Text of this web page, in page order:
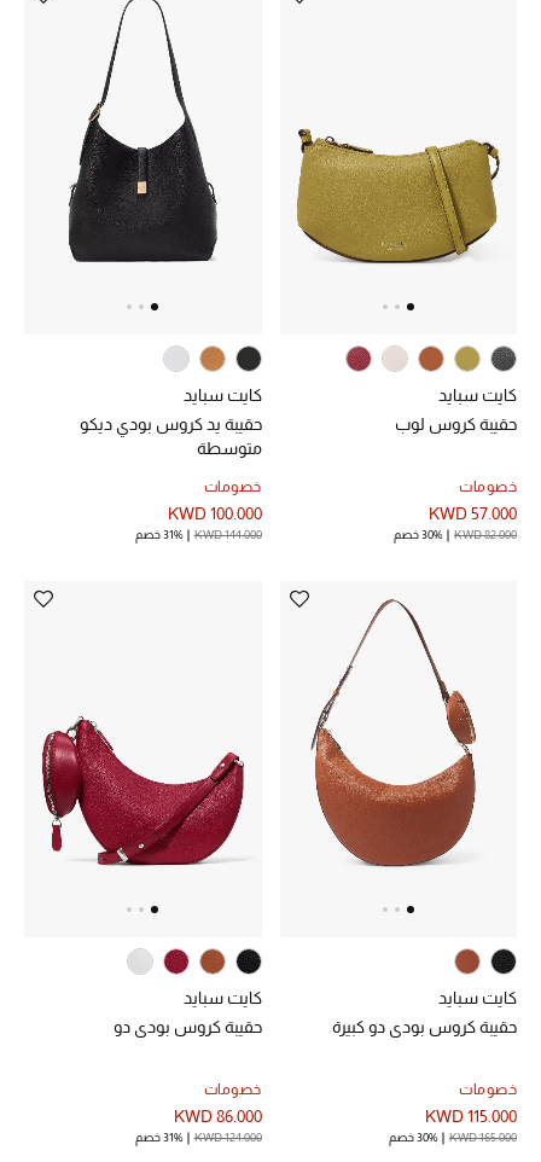
كايت سبايد
حقيبة كروس لوب
خصومات
KWD 57.000
KWD 82.000 30% خصم
كايت سبايد
حقيبة يد كروس بودي ديكو
متوسطة
خصومات
KWD 100.000
KWD 144.000 31% خصم
كايت سبايد
حقيبة كروس بودي دو كبيرة
خصومات
KWD 115.000
KWD 165.000 30% خصم
كايت سبايد
حقيبة كروس بودي دو
خصومات
KWD 86.000
KWD 124.000 31% خصم